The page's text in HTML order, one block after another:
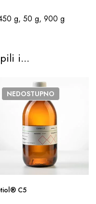
g, 50 g, 900 g
i...
NEDOSTUPNO
C5